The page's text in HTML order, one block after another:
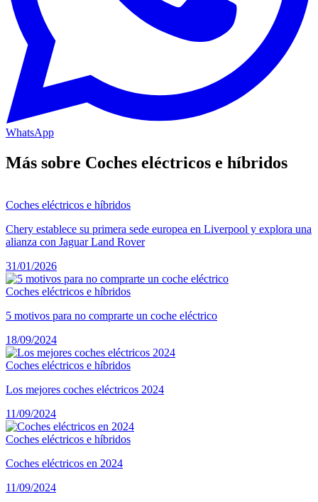
WhatsApp
Más sobre Coches eléctricos e híbridos